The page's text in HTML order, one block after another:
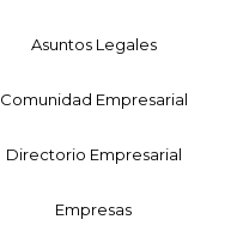
Asuntos Legales
Comunidad Empresarial
Directorio Empresarial
Empresas